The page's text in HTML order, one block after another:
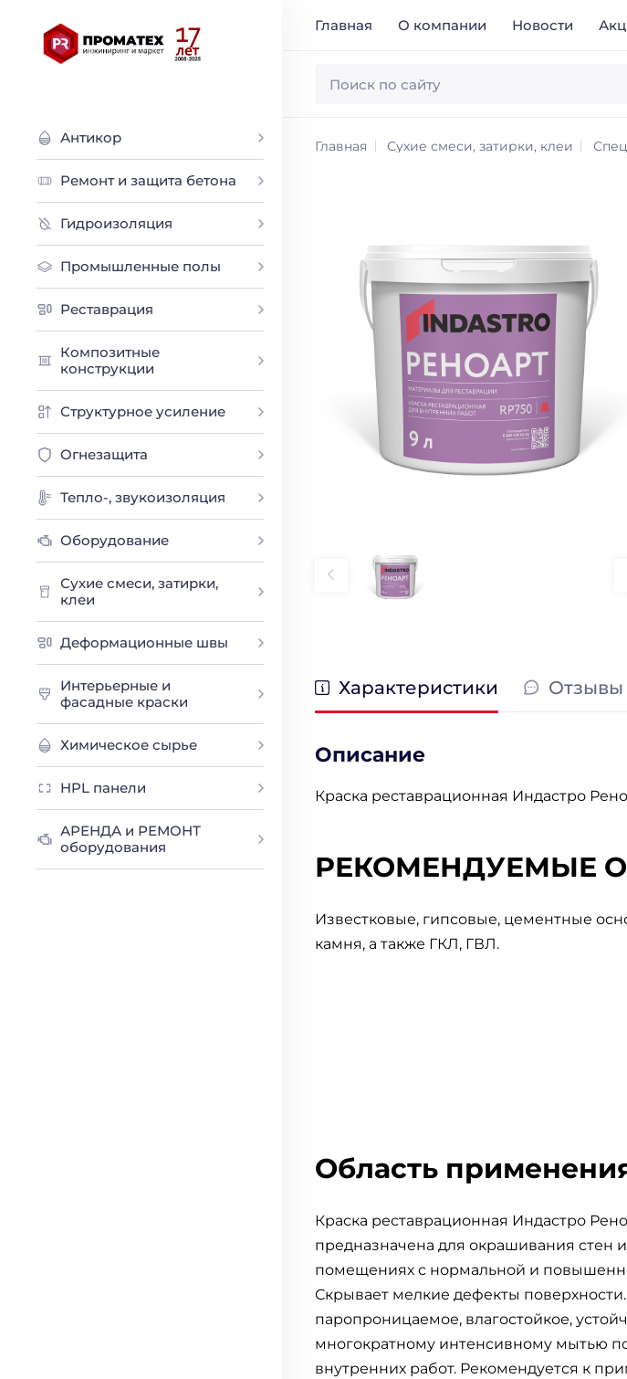
Главная О компании Новости
Главная Сухие смеси, затирки, клеи
Характеристики Отзывы
Описание
Краска реставрационная Индастро
РЕКОМЕНДУЕМЫЕ
Известковые, гипсовые, цементные
камня, а также ГКЛ, ГВЛ.
Область
Краска реставрационная Индастро
предназначена для окрашивания стен
помещениях с нормальной и
Скрывает мелкие дефекты
паропроницаемое, влагостойкое,
многократному интенсивному мытью
внутренних работ. Рекомендуется к
Антикор
Ремонт и защита бетона
Гидроизоляция
Промышленные полы
Реставрация
Композитные
конструкции
Структурное усиление
Огнезащита
Тепло-, звукоизоляция
Оборудование
Сухие смеси, затирки,
клеи
Деформационные швы
Интерьерные и
фасадные краски
Химическое сырье
HPL панели
АРЕНДА и РЕМОНТ
оборудования